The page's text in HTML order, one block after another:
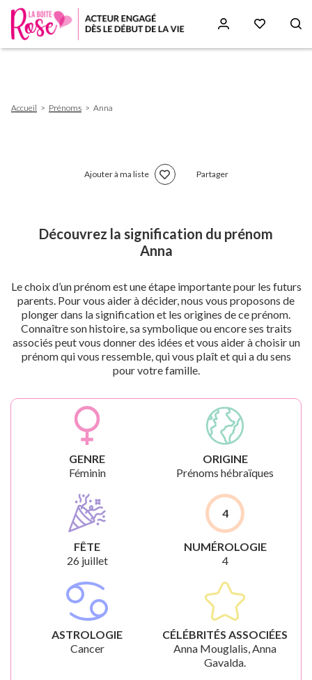
d'Ariane
Accueil Prénoms Anna
Ajouter à ma liste Partager
Découvrez la signification du prénom
Anna
Le choix d’un prénom est une étape importante pour les futurs
parents. Pour vous aider à décider, nous vous proposons de
plonger dans la signification et les origines de ce prénom.
Connaître son histoire, sa symbolique ou encore ses traits
associés peut vous donner des idées et vous aider à choisir un
prénom qui vous ressemble, qui vous plaît et qui a du sens
pour votre famille.
GENRE
Féminin
ORIGINE
Prénoms hébraïques
FÊTE
26 juillet
4
NUMÉROLOGIE
4
ASTROLOGIE
Cancer
CÉLÉBRITÉS ASSOCIÉES
Anna Mouglalis, Anna
Gavalda.